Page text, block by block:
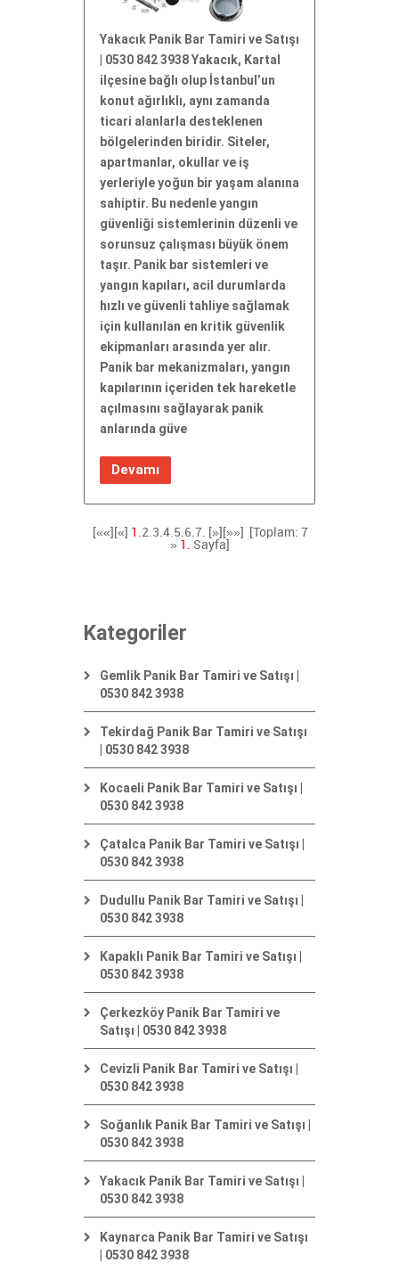
Yakacık Panik Bar Tamiri ve Satışı
| 0530 842 3938 Yakacık, Kartal
ilçesine bağlı olup İstanbul’un
konut ağırlıklı, aynı zamanda
ticari alanlarla desteklenen
bölgelerinden biridir. Siteler,
apartmanlar, okullar ve iş
yerleriyle yoğun bir yaşam alanına
sahiptir. Bu nedenle yangın
güvenliği sistemlerinin düzenli ve
sorunsuz çalışması büyük önem
taşır. Panik bar sistemleri ve
yangın kapıları, acil durumlarda
hızlı ve güvenli tahliye sağlamak
için kullanılan en kritik güvenlik
ekipmanları arasında yer alır.
Panik bar mekanizmaları, yangın
kapılarının içeriden tek hareketle
açılmasını sağlayarak panik
anlarında güve
Devamı
[««][«] 1.2.3.4.5.6.7. [»] [»»]
[Toplam: 7
» 1. Sayfa]
Kategoriler
Gemlik Panik Bar Tamiri ve Satışı |
0530 842 3938
Tekirdağ Panik Bar Tamiri ve Satışı
| 0530 842 3938
Kocaeli Panik Bar Tamiri ve Satışı |
0530 842 3938
Çatalca Panik Bar Tamiri ve Satışı |
0530 842 3938
Dudullu Panik Bar Tamiri ve Satışı |
0530 842 3938
Kapaklı Panik Bar Tamiri ve Satışı |
0530 842 3938
Çerkezköy Panik Bar Tamiri ve
Satışı | 0530 842 3938
Cevizli Panik Bar Tamiri ve Satışı |
0530 842 3938
Soğanlık Panik Bar Tamiri ve Satışı |
0530 842 3938
Yakacık Panik Bar Tamiri ve Satışı |
0530 842 3938
Kaynarca Panik Bar Tamiri ve Satışı
| 0530 842 3938